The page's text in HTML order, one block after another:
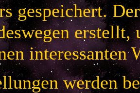
gespeichert.
erstellt,
interessanten
werden